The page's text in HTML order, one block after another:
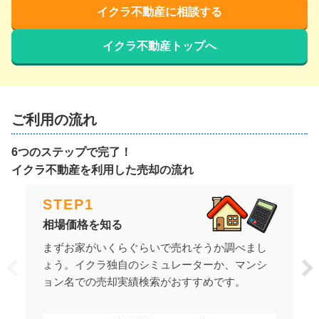
イクラ不動産に相談する
イクラ不動産トップへ
ご利用の流れ
6つのステップで完了！
イクラ不動産を利用した売却の流れ
STEP1
相場価格を知る
まずお家がいくらぐらいで売れそうか調べまし
ょう。イクラ独自のシミュレーターか、マンシ
ョン名での売却実績検索がおすすめです。